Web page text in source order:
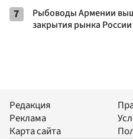
7
Рыбоводы Армении
закрытия рынка России
Редакция
Реклама
Карта сайта